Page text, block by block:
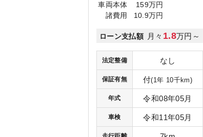
車両本体
159万円
諸費用
10.9万円
ローン支払額 月々 1.8万円～
法定整備 なし
保証有無 付(1年 10千km)
年式 令和08年05月
車検 令和11年05月